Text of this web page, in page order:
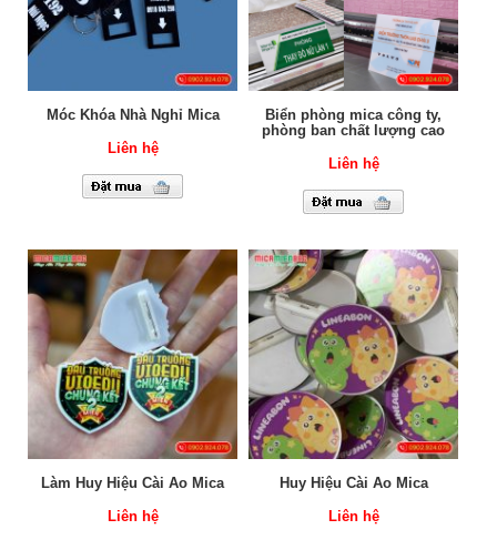
Móc Khóa Nhà Nghỉ Mica
Liên hệ
Biển phòng mica công ty,
phòng ban chất lượng cao
Liên hệ
Làm Huy Hiệu Cài Áo Mica
Liên hệ
Huy Hiệu Cài Áo Mica
Liên hệ